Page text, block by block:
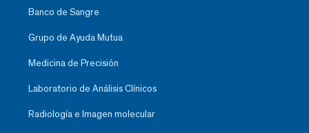
Banco de Sangre
Grupo de Ayuda Mutua
Medicina de Precisión
Laboratorio de Análisis Clínicos
Radiología e Imagen molecular